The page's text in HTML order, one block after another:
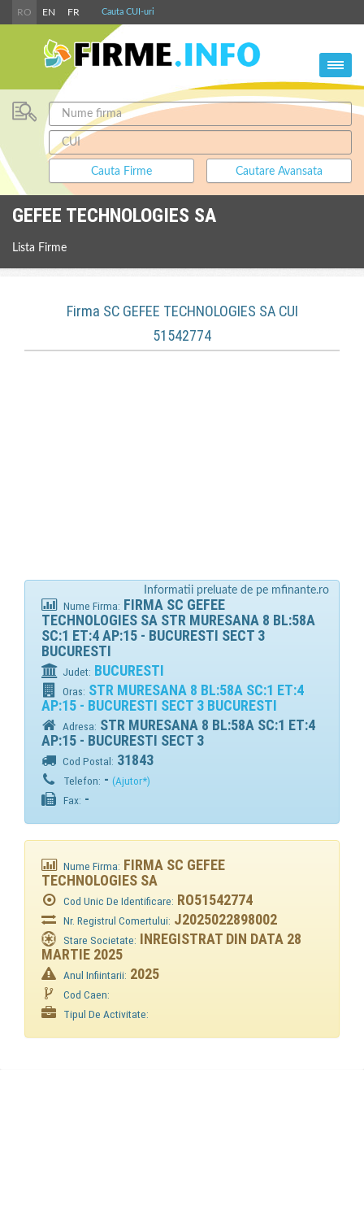
RO EN FR Cauta CUI-uri
GEFEE TECHNOLOGIES SA
Lista Firme
Firma SC GEFEE TECHNOLOGIES SA CUI
51542774
Informatii preluate de pe mfinante.ro
Nume Firma: FIRMA SC GEFEE
TECHNOLOGIES SA STR MURESANA 8 BL:58A
SC:1 ET:4 AP:15 - BUCURESTI SECT 3
BUCURESTI
Judet: BUCURESTI
Oras: STR MURESANA 8 BL:58A SC:1 ET:4
AP:15 - BUCURESTI SECT 3 BUCURESTI
Adresa: STR MURESANA 8 BL:58A SC:1 ET:4
AP:15 - BUCURESTI SECT 3
Cod Postal: 31843
Telefon: -(Ajutor*)
Fax: -
Nume Firma: FIRMA SC GEFEE
TECHNOLOGIES SA
Cod Unic De Identificare: RO51542774
Nr. Registrul Comertului: J2025022898002
Stare Societate: INREGISTRAT DIN DATA 28
MARTIE 2025
Anul Infiintarii: 2025
Cod Caen:
Tipul De Activitate: